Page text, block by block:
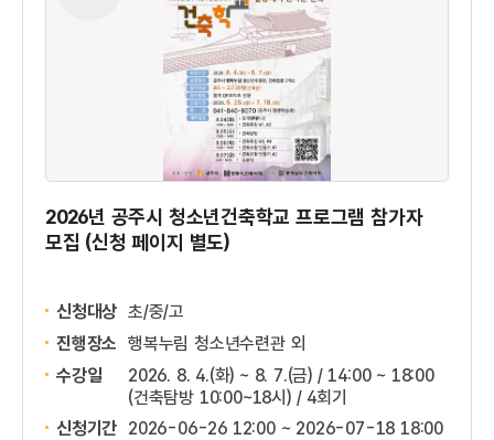
2026년 공주시 청소년건축학교 프로그램 참가자
모집 (신청 페이지 별도)
신청대상 초/중/고
진행장소 행복누림 청소년수련관 외
수강일
2026. 8. 4.(화) ~ 8. 7.(금) / 14:00 ~ 18:00
(건축탐방 10:00~18시) / 4회기
신청기간 2026-06-26 12:00 ~ 2026-07-18 18:00